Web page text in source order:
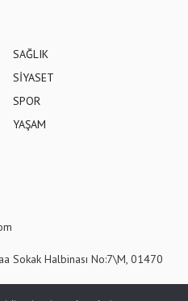
SAĞLIK
SİYASET
SPOR
YAŞAM
Sokak Halbinası No:7\M, 01470